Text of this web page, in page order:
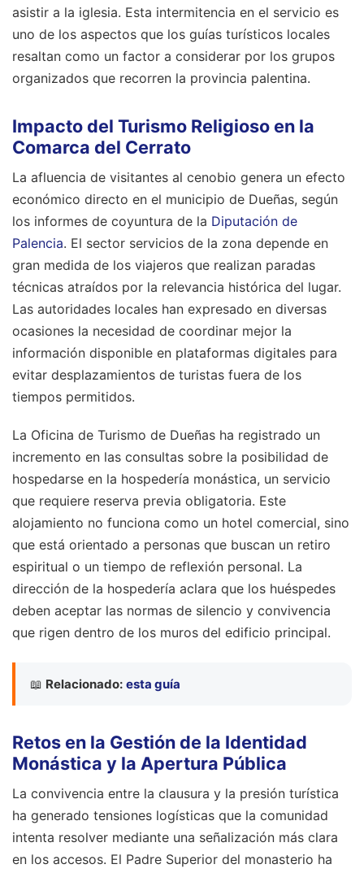
asistir a la iglesia. Esta intermitencia en el servicio es
uno de los aspectos que los guías turísticos locales
resaltan como un factor a considerar por los grupos
organizados que recorren la provincia palentina.
Impacto del Turismo Religioso en la
Comarca del Cerrato
La afluencia de visitantes al cenobio genera un efecto
económico directo en el municipio de Dueñas, según
los informes de coyuntura de la Diputación de
Palencia. El sector servicios de la zona depende en
gran medida de los viajeros que realizan paradas
técnicas atraídos por la relevancia histórica del lugar.
Las autoridades locales han expresado en diversas
ocasiones la necesidad de coordinar mejor la
información disponible en plataformas digitales para
evitar desplazamientos de turistas fuera de los
tiempos permitidos.
La Oficina de Turismo de Dueñas ha registrado un
incremento en las consultas sobre la posibilidad de
hospedarse en la hospedería monástica, un servicio
que requiere reserva previa obligatoria. Este
alojamiento no funciona como un hotel comercial, sino
que está orientado a personas que buscan un retiro
espiritual o un tiempo de reflexión personal. La
dirección de la hospedería aclara que los huéspedes
deben aceptar las normas de silencio y convivencia
que rigen dentro de los muros del edificio principal.
📖 Relacionado: esta guía
Retos en la Gestión de la Identidad
Monástica y la Apertura Pública
La convivencia entre la clausura y la presión turística
ha generado tensiones logísticas que la comunidad
intenta resolver mediante una señalización más clara
en los accesos. El Padre Superior del monasterio ha